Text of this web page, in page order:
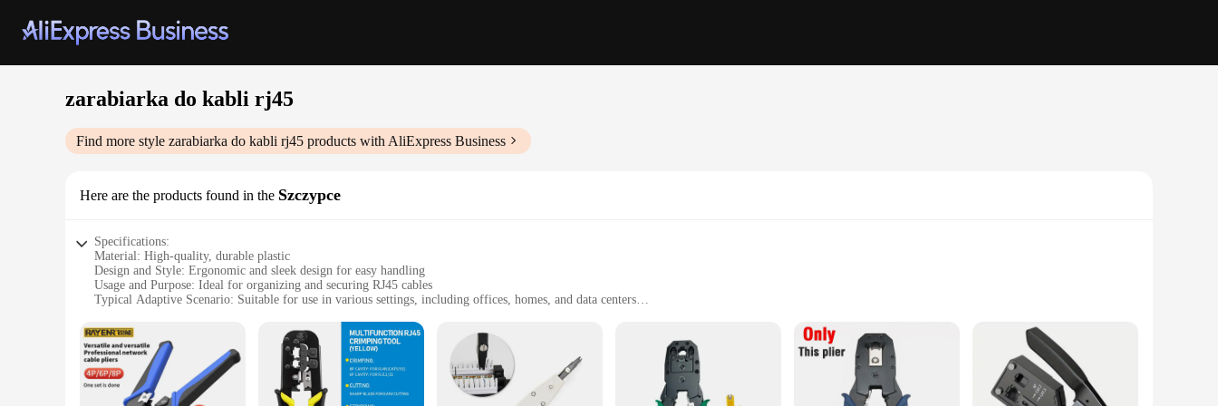
zarabiarka do kabli rj45
Find more style zarabiarka do kabli rj45 products with AliExpress Business
Here are the products found in the Szczypce
Specifications:
Material: High-quality, durable plastic
Design and Style: Ergonomic and sleek design for easy handling
Usage and Purpose: Ideal for organizing and securing RJ45 cables
Typical Adaptive Scenario: Suitable for use in various settings, including offices, homes, and data centers
Performance and Property: Ensures a secure and reliable connection for your networking needs
Features:
|Wholesale|
**Enhanced Connectivity and Organization**